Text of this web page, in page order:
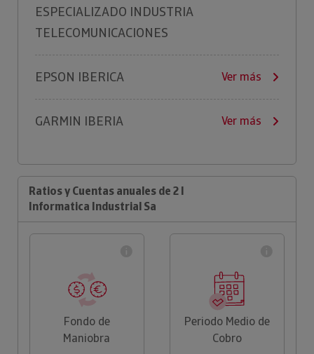
ESPECIALIZADO INDUSTRIA
TELECOMUNICACIONES
EPSON IBERICA Ver más
GARMIN IBERIA Ver más
Ratios y Cuentas anuales de 2 I
Informatica Industrial Sa
Fondo de
Maniobra
Periodo Medio de
Cobro